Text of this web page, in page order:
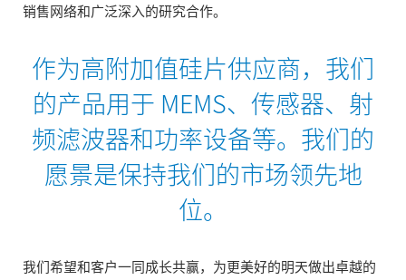
销售网络和广泛深入的研究合作。
作为高附加值硅片供应商，我们
的产品用于 MEMS、传感器、射
频滤波器和功率设备等。我们的
愿景是保持我们的市场领先地
位。
我们希望和客户一同成长共赢，为更美好的明天做出卓越的